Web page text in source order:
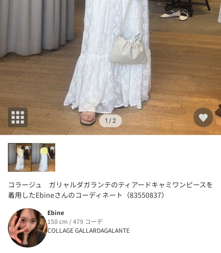
1 / 2
コラージュ ガリャルダガランテのティアードキャミワンピースを
着用したEbineさんのコーディネート（83550837）
Ebine
150 cm / 479 コーデ
COLLAGE GALLARDAGALANTE